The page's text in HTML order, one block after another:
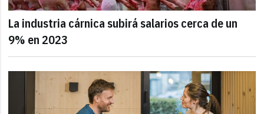
La industria cárnica subirá salarios cerca de un
9% en 2023